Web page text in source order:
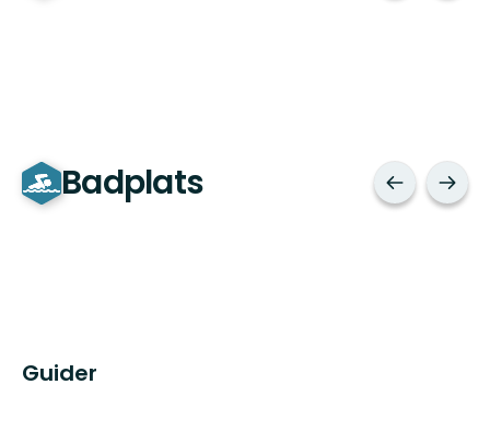
Badplats
Guider